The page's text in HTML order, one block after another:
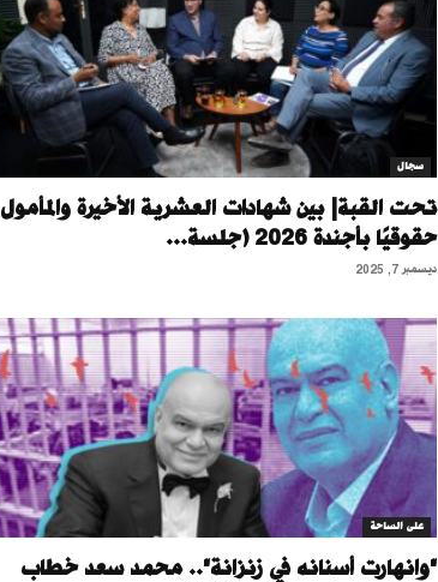
سجال
تحت القبة| بين شهادات العشرية الأخيرة والمأمول
حقوقيًا بأجندة 2026 (جلسة...
ديسمبر 7, 2025
على الساحة
"وانهارت أسنانه في زنزانة".. محمد سعد خطاب